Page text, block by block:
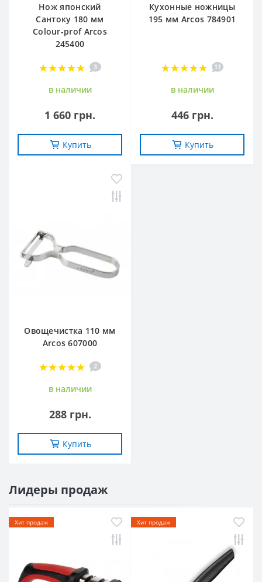
Нож японский
Сантоку 180 мм
Сolour-prof Arcos
245400
3
в наличии
1 660 грн.
Купить
Кухонные ножницы
195 мм Arcos 784901
11
в наличии
446 грн.
Купить
Овощечистка 110 мм
Arcos 607000
2
в наличии
288 грн.
Купить
Лидеры продаж
Хит продаж Хит продаж